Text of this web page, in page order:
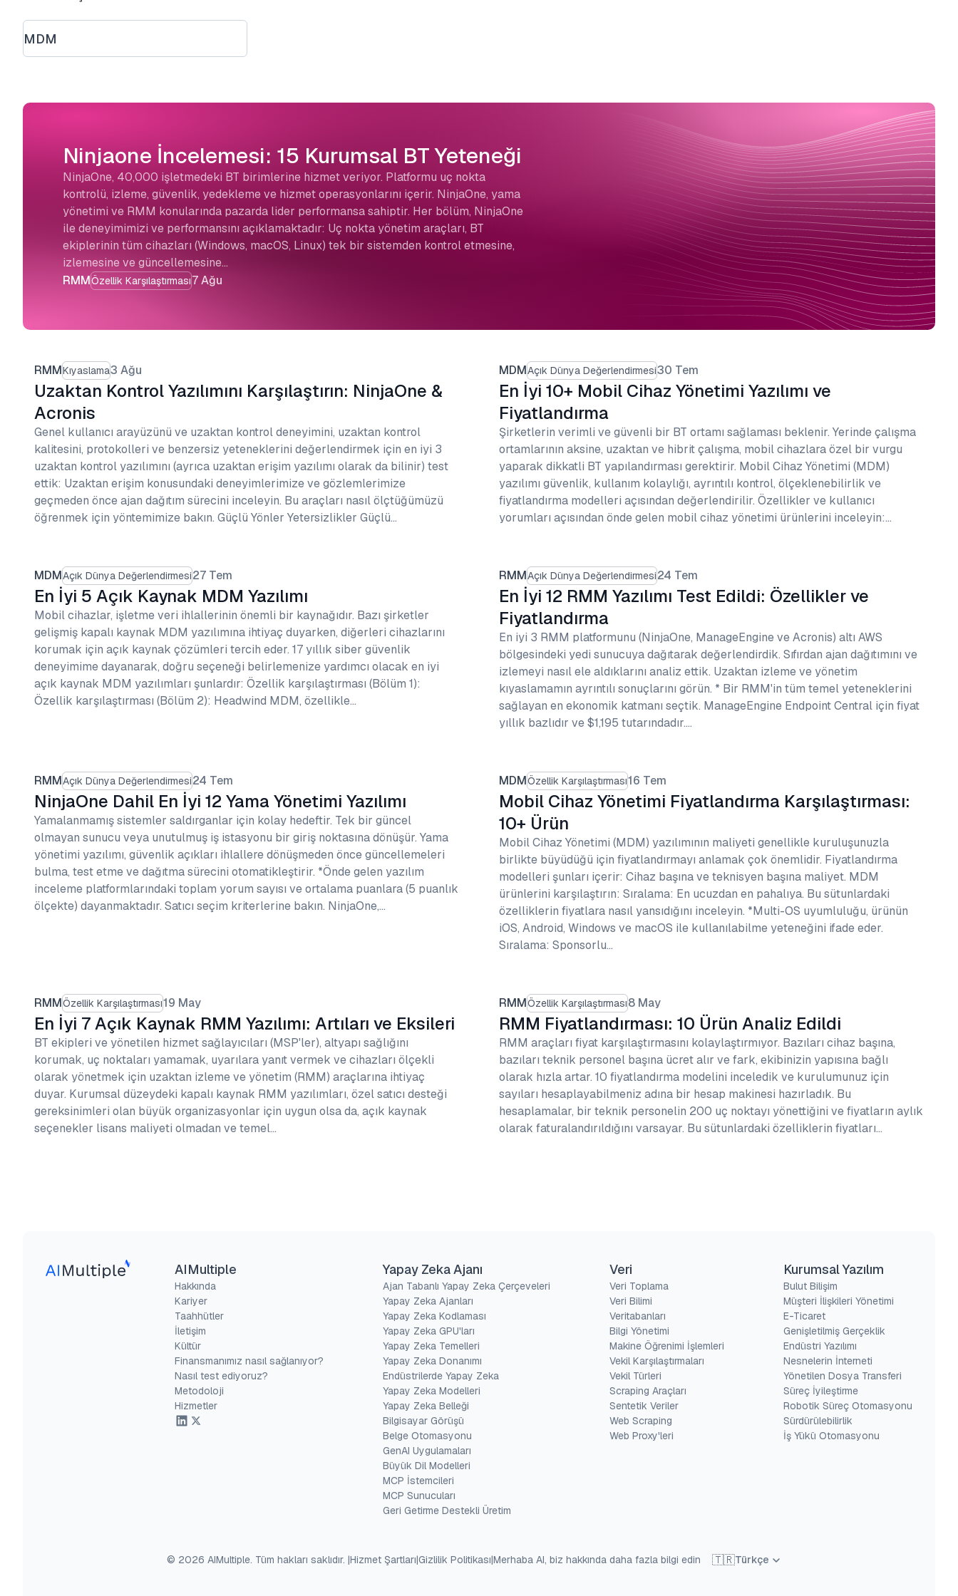
MDM
Ninjaone İncelemesi: 15 Kurumsal BT Yeteneği
RMMÖzellik Karşılaştırması7 Ağu
NinjaOne, 40,000 işletmedeki BT birimlerine hizmet veriyor. Platformu uç nokta
kontrolü, izleme, güvenlik, yedekleme ve hizmet operasyonlarını içerir. NinjaOne, yama
yönetimi ve RMM konularında pazarda lider performansa sahiptir. Her bölüm, NinjaOne
ile deneyimimizi ve performansını açıklamaktadır: Uç nokta yönetim araçları, BT
ekiplerinin tüm cihazları (Windows, macOS, Linux) tek bir sistemden kontrol etmesine,
izlemesine ve güncellemesine…
RMMKıyaslama3 Ağu
Uzaktan Kontrol Yazılımını Karşılaştırın: NinjaOne &
Acronis
Genel kullanıcı arayüzünü ve uzaktan kontrol deneyimini, uzaktan kontrol
kalitesini, protokolleri ve benzersiz yeteneklerini değerlendirmek için en iyi 3
uzaktan kontrol yazılımını (ayrıca uzaktan erişim yazılımı olarak da bilinir) test
ettik: Uzaktan erişim konusundaki deneyimlerimize ve gözlemlerimize
geçmeden önce ajan dağıtım sürecini inceleyin. Bu araçları nasıl ölçtüğümüzü
öğrenmek için yöntemimize bakın. Güçlü Yönler Yetersizlikler Güçlü…
MDMAçık Dünya Değerlendirmesi30 Tem
En İyi 10+ Mobil Cihaz Yönetimi Yazılımı ve
Fiyatlandırma
Şirketlerin verimli ve güvenli bir BT ortamı sağlaması beklenir. Yerinde çalışma
ortamlarının aksine, uzaktan ve hibrit çalışma, mobil cihazlara özel bir vurgu
yaparak dikkatli BT yapılandırması gerektirir. Mobil Cihaz Yönetimi (MDM)
yazılımı güvenlik, kullanım kolaylığı, ayrıntılı kontrol, ölçeklenebilirlik ve
fiyatlandırma modelleri açısından değerlendirilir. Özellikler ve kullanıcı
yorumları açısından önde gelen mobil cihaz yönetimi ürünlerini inceleyin:…
MDMAçık Dünya Değerlendirmesi27 Tem
En İyi 5 Açık Kaynak MDM Yazılımı
Mobil cihazlar, işletme veri ihlallerinin önemli bir kaynağıdır. Bazı şirketler
gelişmiş kapalı kaynak MDM yazılımına ihtiyaç duyarken, diğerleri cihazlarını
korumak için açık kaynak çözümleri tercih eder. 17 yıllık siber güvenlik
deneyimime dayanarak, doğru seçeneği belirlemenize yardımcı olacak en iyi
açık kaynak MDM yazılımları şunlardır: Özellik karşılaştırması (Bölüm 1):
Özellik karşılaştırması (Bölüm 2): Headwind MDM, özellikle…
RMMAçık Dünya Değerlendirmesi24 Tem
En İyi 12 RMM Yazılımı Test Edildi: Özellikler ve
Fiyatlandırma
En iyi 3 RMM platformunu (NinjaOne, ManageEngine ve Acronis) altı AWS
bölgesindeki yedi sunucuya dağıtarak değerlendirdik. Sıfırdan ajan dağıtımını ve
izlemeyi nasıl ele aldıklarını analiz ettik. Uzaktan izleme ve yönetim
kıyaslamamın ayrıntılı sonuçlarını görün. * Bir RMM'in tüm temel yeteneklerini
sağlayan en ekonomik katmanı seçtik. ManageEngine Endpoint Central için fiyat
yıllık bazlıdır ve $1,195 tutarındadır.…
RMMAçık Dünya Değerlendirmesi24 Tem
NinjaOne Dahil En İyi 12 Yama Yönetimi Yazılımı
Yamalanmamış sistemler saldırganlar için kolay hedeftir. Tek bir güncel
olmayan sunucu veya unutulmuş iş istasyonu bir giriş noktasına dönüşür. Yama
yönetimi yazılımı, güvenlik açıkları ihlallere dönüşmeden önce güncellemeleri
bulma, test etme ve dağıtma sürecini otomatikleştirir. *Önde gelen yazılım
inceleme platformlarındaki toplam yorum sayısı ve ortalama puanlara (5 puanlık
ölçekte) dayanmaktadır. Satıcı seçim kriterlerine bakın. NinjaOne,…
MDMÖzellik Karşılaştırması16 Tem
Mobil Cihaz Yönetimi Fiyatlandırma Karşılaştırması:
10+ Ürün
Mobil Cihaz Yönetimi (MDM) yazılımının maliyeti genellikle kuruluşunuzla
birlikte büyüdüğü için fiyatlandırmayı anlamak çok önemlidir. Fiyatlandırma
modelleri şunları içerir: Cihaz başına ve teknisyen başına maliyet. MDM
ürünlerini karşılaştırın: Sıralama: En ucuzdan en pahalıya. Bu sütunlardaki
özelliklerin fiyatlara nasıl yansıdığını inceleyin. *Multi-OS uyumluluğu, ürünün
iOS, Android, Windows ve macOS ile kullanılabilme yeteneğini ifade eder.
Sıralama: Sponsorlu…
RMMÖzellik Karşılaştırması19 May
En İyi 7 Açık Kaynak RMM Yazılımı: Artıları ve Eksileri
BT ekipleri ve yönetilen hizmet sağlayıcıları (MSP'ler), altyapı sağlığını
korumak, uç noktaları yamamak, uyarılara yanıt vermek ve cihazları ölçekli
olarak yönetmek için uzaktan izleme ve yönetim (RMM) araçlarına ihtiyaç
duyar. Kurumsal düzeydeki kapalı kaynak RMM yazılımları, özel satıcı desteği
gereksinimleri olan büyük organizasyonlar için uygun olsa da, açık kaynak
seçenekler lisans maliyeti olmadan ve temel…
RMMÖzellik Karşılaştırması8 May
RMM Fiyatlandırması: 10 Ürün Analiz Edildi
RMM araçları fiyat karşılaştırmasını kolaylaştırmıyor. Bazıları cihaz başına,
bazıları teknik personel başına ücret alır ve fark, ekibinizin yapısına bağlı
olarak hızla artar. 10 fiyatlandırma modelini inceledik ve kurulumunuz için
sayıları hesaplayabilmeniz adına bir hesap makinesi hazırladık. Bu
hesaplamalar, bir teknik personelin 200 uç noktayı yönettiğini ve fiyatların aylık
olarak faturalandırıldığını varsayar. Bu sütunlardaki özelliklerin fiyatları…
AIMultiple
Hakkında
Kariyer
Taahhütler
İletişim
Kültür
Finansmanımız nasıl sağlanıyor?
Nasıl test ediyoruz?
Metodoloji
Hizmetler
Yapay Zeka Ajanı
Ajan Tabanlı Yapay Zeka Çerçeveleri
Yapay Zeka Ajanları
Yapay Zeka Kodlaması
Yapay Zeka GPU'ları
Yapay Zeka Temelleri
Yapay Zeka Donanımı
Endüstrilerde Yapay Zeka
Yapay Zeka Modelleri
Yapay Zeka Belleği
Bilgisayar Görüşü
Belge Otomasyonu
GenAI Uygulamaları
Büyük Dil Modelleri
MCP İstemcileri
MCP Sunucuları
Geri Getirme Destekli Üretim
Veri
Veri Toplama
Veri Bilimi
Veritabanları
Bilgi Yönetimi
Makine Öğrenimi İşlemleri
Vekil Karşılaştırmaları
Vekil Türleri
Scraping Araçları
Sentetik Veriler
Web Scraping
Web Proxy'leri
Kurumsal Yazılım
Bulut Bilişim
Müşteri İlişkileri Yönetimi
E-Ticaret
Genişletilmiş Gerçeklik
Endüstri Yazılımı
Nesnelerin İnterneti
Yönetilen Dosya Transferi
Süreç İyileştirme
Robotik Süreç Otomasyonu
Sürdürülebilirlik
İş Yükü Otomasyonu
© 2026 AIMultiple. Tüm hakları saklıdır. |Hizmet Şartları|Gizlilik Politikası|Merhaba AI, biz hakkında daha fazla bilgi edin 🇹🇷Türkçe